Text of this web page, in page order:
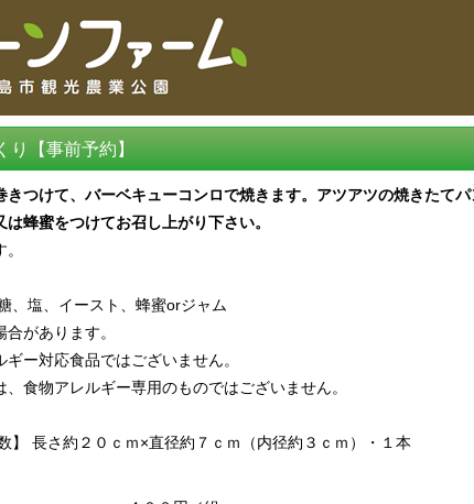
り【事前予約】
きつけて、バーベキューコンロで焼きます。アツアツの焼きたてパ
蜂蜜をつけてお召し上がり下さい。
、塩、イースト、蜂蜜orジャム
があります。
ー対応食品ではございません。
食物アレルギー専用のものではございません。
】 長さ約２０ｃｍ×直径約７ｃｍ（内径約３ｃｍ）・１本